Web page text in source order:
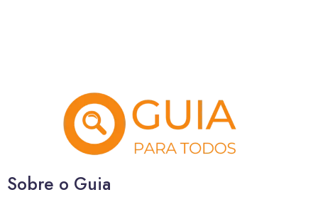
Sobre o Guia